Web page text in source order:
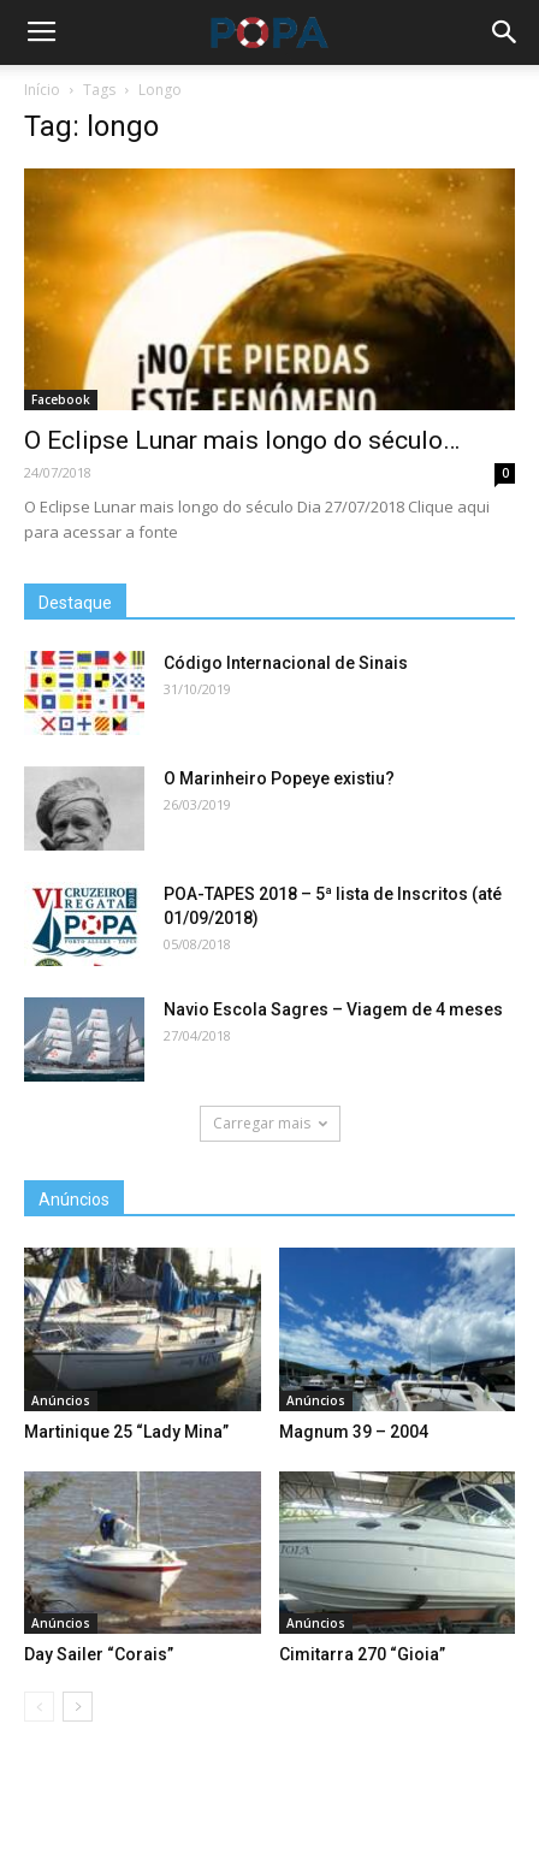
Início Tags Longo
Tag: longo
Facebook
O Eclipse Lunar mais longo do século…
24/07/2018 0
O Eclipse Lunar mais longo do século Dia 27/07/2018 Clique aqui
para acessar a fonte
Destaque
Código Internacional de Sinais
31/10/2019
O Marinheiro Popeye existiu?
26/03/2019
POA-TAPES 2018 – 5ª lista de Inscritos (até
01/09/2018)
05/08/2018
Navio Escola Sagres – Viagem de 4 meses
27/04/2018
Carregar mais
Anúncios
Anúncios
Martinique 25 “Lady Mina”
Anúncios
Magnum 39 – 2004
Anúncios
Day Sailer “Corais”
Anúncios
Cimitarra 270 “Gioia”